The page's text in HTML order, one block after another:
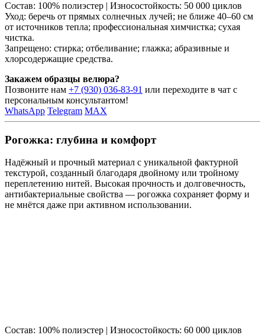
Состав: 100% полиэстер | Износостойкость: 50 000 циклов
Уход: беречь от прямых солнечных лучей; не ближе 40–60 см
от источников тепла; профессиональная химчистка; сухая
чистка.
Запрещено: стирка; отбеливание; глажка; абразивные и
хлорсодержащие средства.
Закажем образцы велюра?
Позвоните нам +7 (930) 036-83-91 или переходите в чат с
персональным консультантом!
WhatsApp Telegram MAX
Рогожка: глубина и комфорт
Надёжный и прочный материал с уникальной фактурной
текстурой, созданный благодаря двойному или тройному
переплетению нитей. Высокая прочность и долговечность,
антибактериальные свойства — рогожка сохраняет форму и
не мнётся даже при активном использовании.
Состав: 100% полиэстер | Износостойкость: 60 000 циклов